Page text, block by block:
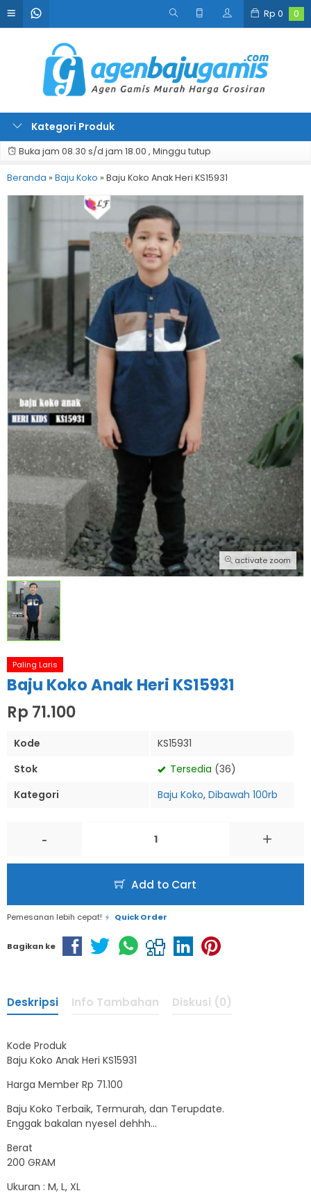
Rp 0 0
Kategori Produk
Buka jam 08.30 s/d jam 18.00 , Minggu tutup
Beranda » Baju Koko » Baju Koko Anak Heri KS15931
activate zoom
Paling Laris
Baju Koko Anak Heri KS15931
Rp 71.100
Kode
KS15931
Stok
Tersedia (36)
Kategori
Baju Koko, Dibawah 100rb
- +
Add to Cart
Pemesanan lebih cepat! Quick Order
Bagikan ke
Deskripsi Info Tambahan Diskusi (0)
Kode Produk
Baju Koko Anak Heri KS15931
Harga Member Rp 71.100
Baju Koko Terbaik, Termurah, dan Terupdate.
Enggak bakalan nyesel dehhh…
Berat
200 GRAM
Ukuran : M, L, XL